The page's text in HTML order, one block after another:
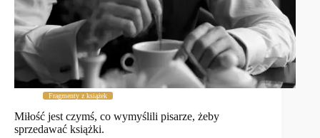
Fragmenty z książek
Miłość jest czymś, co wymyślili pisarze, żeby
sprzedawać książki.